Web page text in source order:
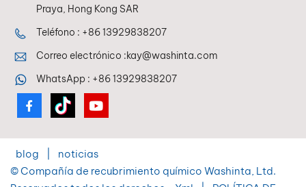
Praya, Hong Kong SAR
Teléfono : +86 13929838207
Correo electrónico :kay@washinta.com
WhatsApp : +86 13929838207
blog
noticias
© Compañía de recubrimiento químico Washinta, Ltd.